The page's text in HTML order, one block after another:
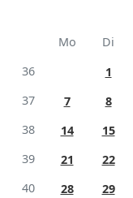
Mo
Di
36
1
37
7 8
38
14 15
39
21 22
40
28 29